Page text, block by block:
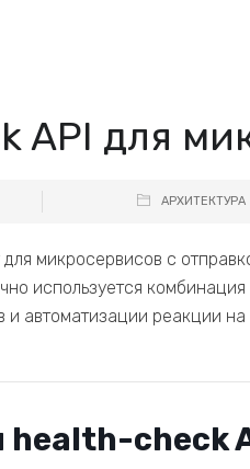
API для
АРХИТЕКТУРА
микросервисов с
используется
и автоматизации реакции
health-check